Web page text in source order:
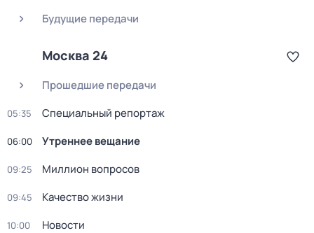
Будущие передачи
Москва 24
Прошедшие передачи
05:35 Специальный репортаж
06:00 Утреннее вещание
09:25 Миллион вопросов
09:45 Качество жизни
10:00
Новости